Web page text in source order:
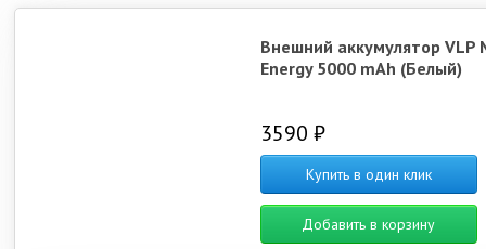
Внешний аккумулятор VLP
Energy 5000 mAh (Белый)
3590 ₽
Купить в один клик
Добавить в корзину